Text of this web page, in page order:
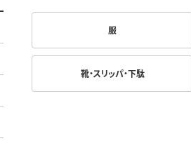
服
靴・スリッパ・下駄